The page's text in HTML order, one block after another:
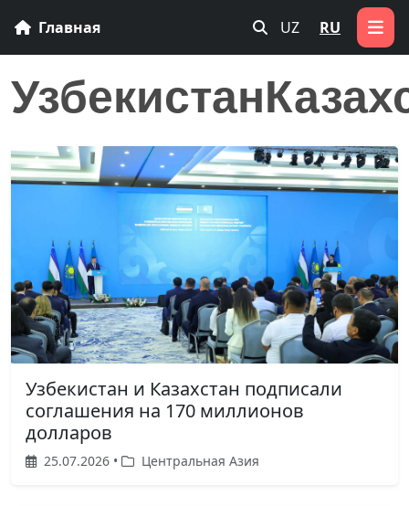
Главная UZ RU
Узбекистан и Казахстан подписали
соглашения на 170 миллионов
долларов
25.07.2026 • Центральная Азия